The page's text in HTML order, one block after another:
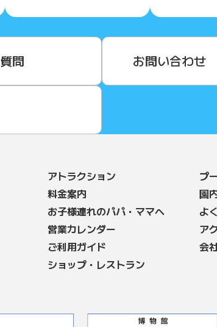
問 お問い合わせ
アトラクション
料⾦案内
お子様連れのパパ・ママへ
営業カレンダー
ご利用ガイド
ショップ・レストラン
プ
園
よ
ア
会